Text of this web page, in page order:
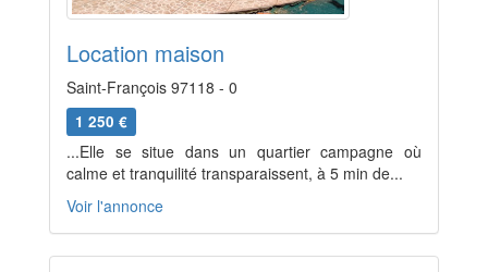
Location maison
Saint-François 97118 - 0
1 250 €
...Elle se situe dans un quartier campagne où
calme et tranquilité transparaissent, à 5 min de...
Voir l'annonce